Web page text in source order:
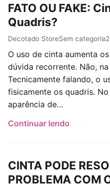
FATO OU FAKE:
Quadris?
Post author:
Decotado StorePost published:
Post category:
Sem categoria
O uso de cinta aumenta
dúvida recorrente. Não, na
Tecnicamente falando, o
fisicamente os quadris.
aparência de…
Continuar lendo
CINTA PODE
PROBLEMA COM